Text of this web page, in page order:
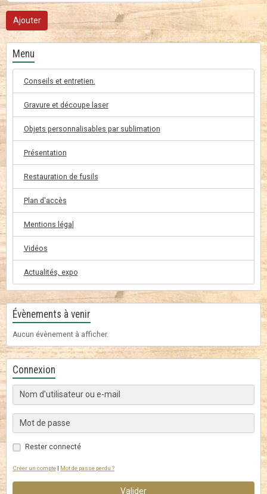
Ajouter
Menu
Conseils et entretien.
Gravure et découpe laser
Objets personnalisables par sublimation
Présentation
Restauration de fusils
Plan d'accès
Mentions légal
Vidéos
Actualités, expo
Évènements à venir
Aucun évènement à afficher.
Connexion
Rester connecté
Créer un compte | Mot de passe perdu ?
Valider